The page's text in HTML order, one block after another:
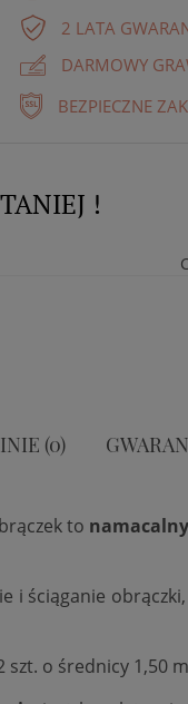
2 LATA
DARMOWY
BEZPIECZNE
!
(0)
to
i ściąganie
szt. o średnicy 1,50